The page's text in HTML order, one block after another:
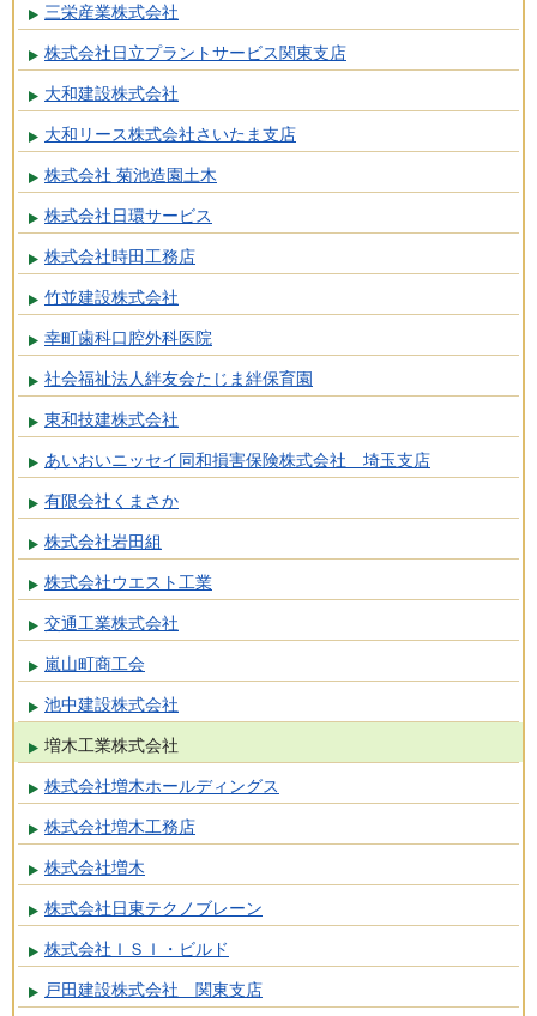
三栄産業株式会社
株式会社日立プラントサービス関東支店
大和建設株式会社
大和リース株式会社さいたま支店
株式会社 菊池造園土木
株式会社日環サービス
株式会社時田工務店
竹並建設株式会社
幸町歯科口腔外科医院
社会福祉法人絆友会たじま絆保育園
東和技建株式会社
あいおいニッセイ同和損害保険株式会社 埼玉支店
有限会社くまさか
株式会社岩田組
株式会社ウエスト工業
交通工業株式会社
嵐山町商工会
池中建設株式会社
増木工業株式会社
株式会社増木ホールディングス
株式会社増木工務店
株式会社増木
株式会社日東テクノブレーン
株式会社ＩＳＩ・ビルド
戸田建設株式会社 関東支店